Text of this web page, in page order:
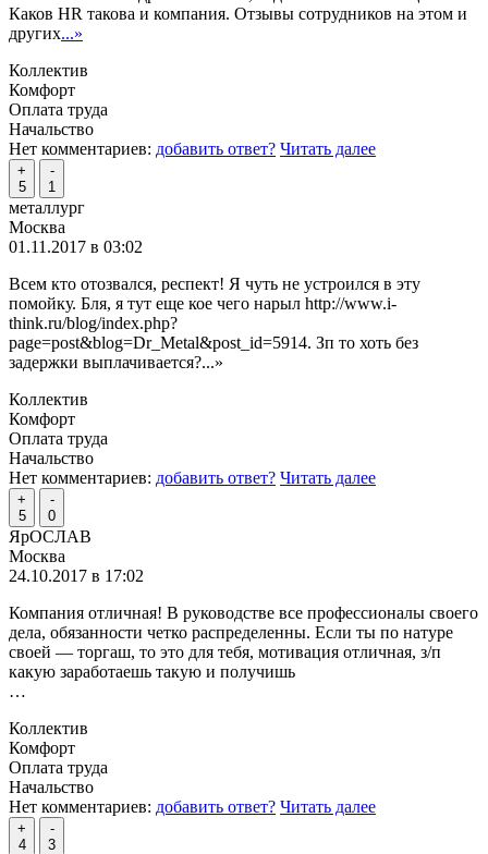
Каков HR такова и компания. Отзывы сотрудников на этом и
других...»
Коллектив
Комфорт
Оплата труда
Начальство
Нет комментариев: добавить ответ? Читать далее
+
5
-
1
металлург
Москва
01.11.2017 в 03:02
Всем кто отозвался, респект! Я чуть не устроился в эту
помойку. Бля, я тут еще кое чего нарыл http://www.i-
think.ru/blog/index.php?
page=post&blog=Dr_Metal&post_id=5914. Зп то хоть без
задержки выплачивается?...»
Коллектив
Комфорт
Оплата труда
Начальство
Нет комментариев: добавить ответ? Читать далее
+
5
-
0
ЯрОСЛАВ
Москва
24.10.2017 в 17:02
Компания отличная! В руководстве все профессионалы своего
дела, обязанности четко распределенны. Если ты по натуре
своей — торгаш, то это для тебя, мотивация отличная, з/п
какую заработаешь такую и получишь
…
Коллектив
Комфорт
Оплата труда
Начальство
Нет комментариев: добавить ответ? Читать далее
+
4
-
3